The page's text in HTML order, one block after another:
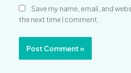
Save my name, email, and
the next time I comment.